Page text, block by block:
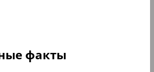
факты